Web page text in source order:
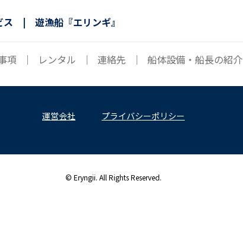
ス | 遊漁船『エリンギ』
項 ｜ レンタル ｜ 連絡先 ｜
船体設備・船長の紹介
運営会社 プライバシーポリシー
© Eryngii. All Rights Reserved.